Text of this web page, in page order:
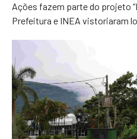
Ações fazem parte do projeto
Prefeitura e INEA vistoriaram